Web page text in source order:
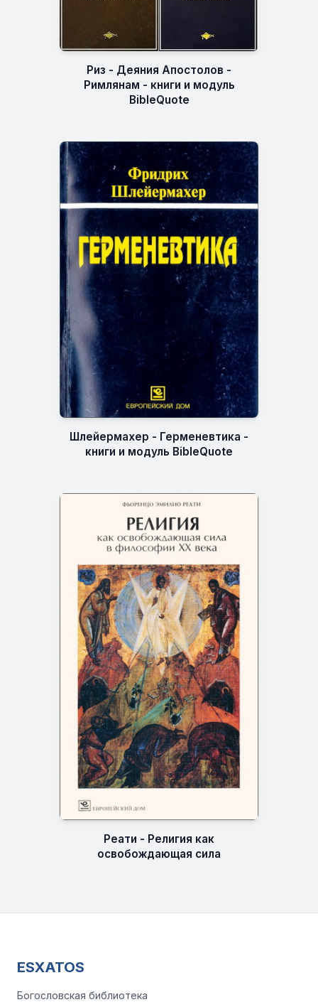
Риз - Деяния Апостолов -
Римлянам - книги и модуль
BibleQuote
Шлейермахер - Герменевтика -
книги и модуль BibleQuote
Реати - Религия как
освобождающая сила
ESXATOS
Богословская библиотека